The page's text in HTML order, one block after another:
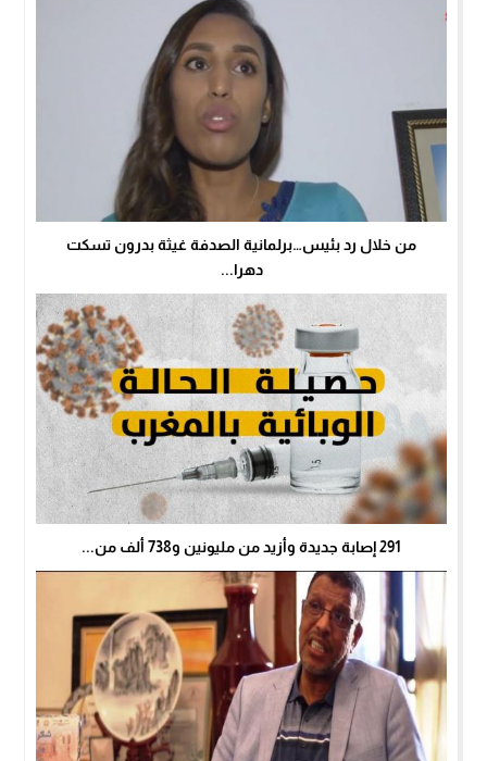
من خلال رد بئيس…برلمانية الصدفة غيثة بدرون تسكت
دهرا...
291 إصابة جديدة وأزيد من مليونين و738 ألف من...